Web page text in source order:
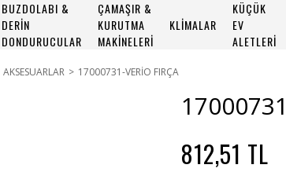
BUZDOLABI &
DERİN
DONDURUCULAR
ÇAMAŞIR &
KURUTMA
MAKİNELERİ
KLİMALAR
KÜÇÜK
EV
ALETLERİ
AKSESUARLAR 17000731-VERİO FIRÇA
812,51 TL